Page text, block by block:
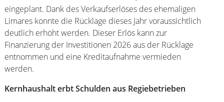
eingeplant. Dank des Verkaufserlöses des ehemaligen
Limares konnte die Rücklage dieses Jahr voraussichtlich
deutlich erhöht werden. Dieser Erlös kann zur
Finanzierung der Investitionen 2026 aus der Rücklage
entnommen und eine Kreditaufnahme vermieden
werden.
Kernhaushalt erbt Schulden aus Regiebetrieben